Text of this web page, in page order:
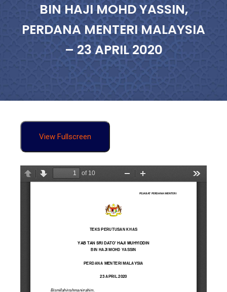
BIN HAJI MOHD YASSIN,
PERDANA MENTERI MALAYSIA
– 23 APRIL 2020
View Fullscreen